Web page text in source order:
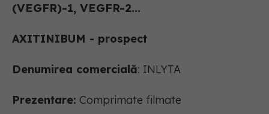
(VEGFR)-1, VEGFR-2...
AXITINIBUM - prospect
Denumirea comercială: INLYTA
Prezentare: Comprimate filmate